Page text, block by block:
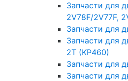
Запчасти для
2V78F/2V77F,
Запчасти для
Запчасти для
2T (KP460)
Запчасти для
Запчасти для